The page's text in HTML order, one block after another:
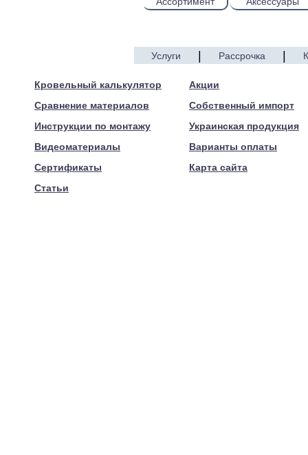
Услуги | Рассрочка |
Кровельный калькулятор
Сравнение материалов
Инструкции по монтажу
Видеоматериалы
Сертификаты
Статьи
Акции
Собственный импорт
Украинская продукция
Варианты оплаты
Карта сайта